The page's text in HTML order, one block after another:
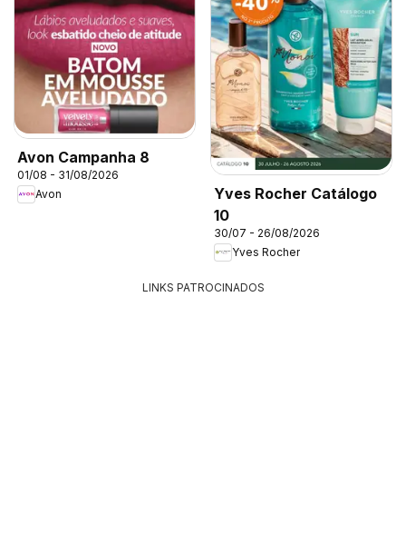
Avon Campanha 8
01/08 - 31/08/2026
Avon
Yves Rocher Catálogo
10
30/07 - 26/08/2026
Yves Rocher
LINKS PATROCINADOS